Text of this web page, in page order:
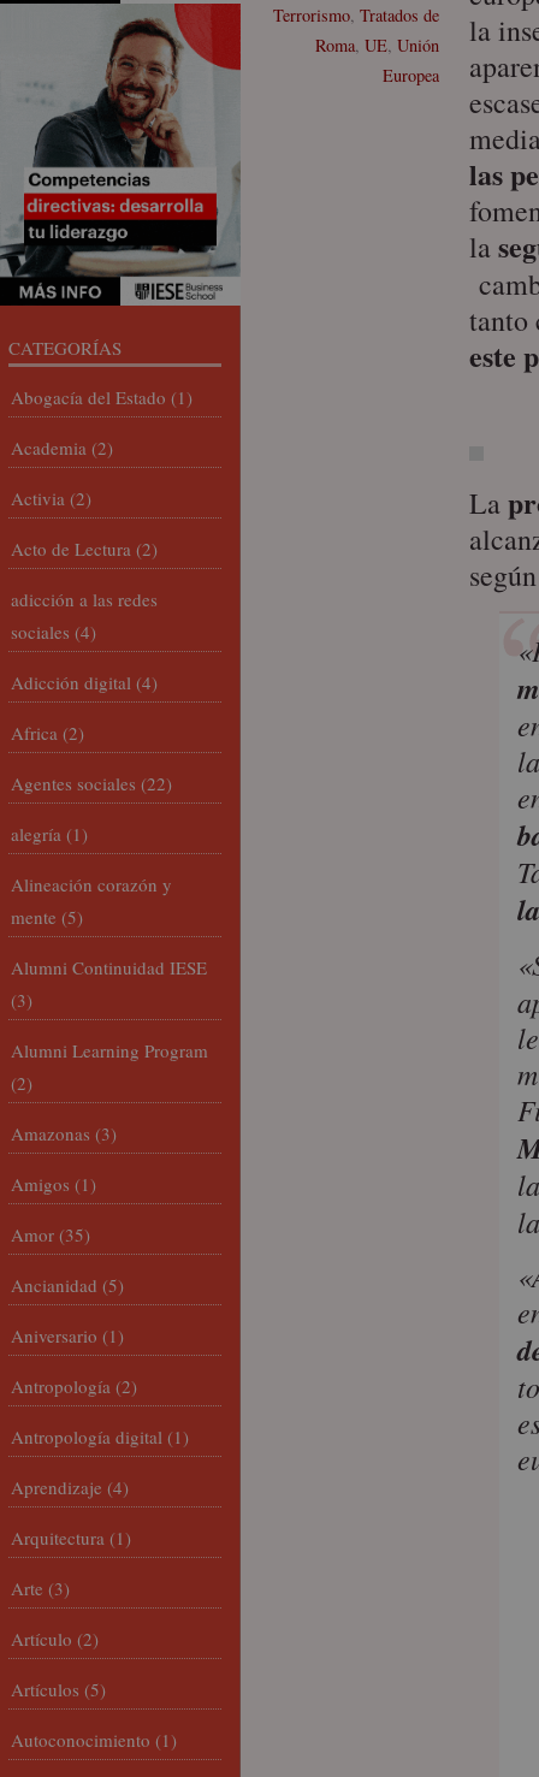
Terrorismo, Tratados de
Roma, UE, Unión
Europea
la
las
la
tanto
este
La
CATEGORÍAS
Abogacía del Estado (1)
Academia (2)
Activia (2)
Acto de Lectura (2)
adicción a las redes
sociales (4)
Adicción digital (4)
Africa (2)
Agentes sociales (22)
alegría (1)
Alineación corazón y
mente (5)
Alumni Continuidad IESE
(3)
Alumni Learning Program
(2)
Amazonas (3)
Amigos (1)
Amor (35)
Ancianidad (5)
Aniversario (1)
Antropología (2)
Antropología digital (1)
Aprendizaje (4)
Arquitectura (1)
Arte (3)
Artículo (2)
Artículos (5)
Autoconocimiento (1)